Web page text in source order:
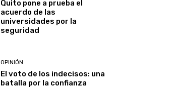
Quito pone a prueba el
acuerdo de las
universidades por la
seguridad
OPINIÓN
El voto de los indecisos: una
batalla por la confianza